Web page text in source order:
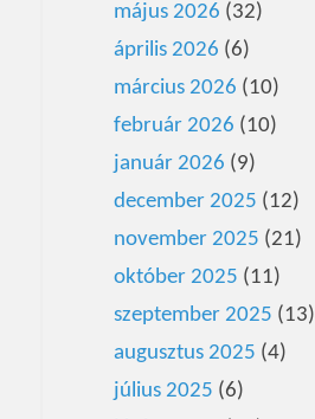
május 2026 (32)
április 2026 (6)
március 2026 (10)
február 2026 (10)
január 2026 (9)
december 2025 (12)
november 2025 (21)
október 2025 (11)
szeptember 2025 (13)
augusztus 2025 (4)
július 2025 (6)